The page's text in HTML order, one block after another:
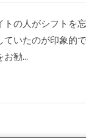
の人がシフトを
いたのが印象的
勧...